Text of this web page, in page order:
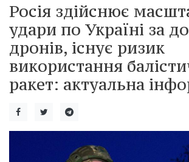
Росія здійснює
удари по Україні за
дронів, існує ризик
використання
ракет: актуальна